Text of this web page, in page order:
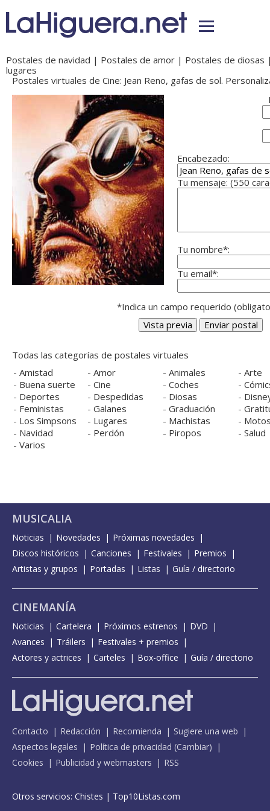
Postales de navidad | Postales de amor | Postales de diosas
lugares
Postales virtuales de Cine: Jean Reno, gafas de sol.
Encabezado:
Tu mensaje: (550
Tu nombre*:
Tu email*:
*Indica un campo requerido
Todas las categorías de postales virtuales
- Amistad - Amor - Animales - Arte
- Buena suerte - Cine - Coches -
- Deportes - Despedidas - Diosas -
- Feministas - Galanes - Graduación -
- Los Simpsons - Lugares - Machistas -
- Navidad - Perdón - Piropos - Salud
- Varios
MUSICALIA
Noticias Novedades
Próximas novedades
Discos históricos
Canciones Festivales
Premios
Artistas y grupos
Portadas Listas Guía / directorio
CINEMANÍA
Noticias Cartelera Próximos estrenos
DVD
Avances
Tráilers
Festivales + premios
Actores y actrices
Carteles Box-office Guía / directorio
Contacto Redacción Recomienda
Sugiere una web
Aspectos legales
Política de privacidad (Cambiar)
Cookies
Publicidad y webmasters RSS
Otros servicios: Chistes | Top10Listas.com